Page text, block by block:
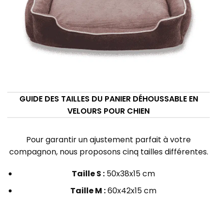
GUIDE DES TAILLES DU PANIER DÉHOUSSABLE EN
VELOURS POUR CHIEN
Pour garantir un ajustement parfait à votre
compagnon, nous proposons cinq tailles différentes.
Taille S : 50x38x15 cm
Taille M :60x42x15 cm